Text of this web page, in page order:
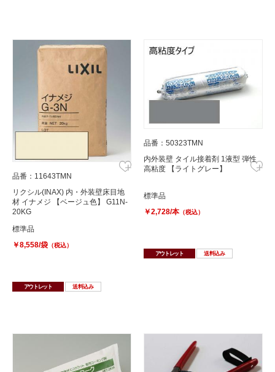
品番：11643TMN
リクシル(INAX) 内・外装壁床目地
材 イナメジ 【ベージュ色】 G11N-
20KG
標準品
￥8,558/袋 （税込）
アウトレット 送料込み
品番：50323TMN
内外装壁 タイル接着剤 1液型 弾性
高粘度 【ライトグレー】
標準品
￥2,728/本 （税込）
アウトレット 送料込み